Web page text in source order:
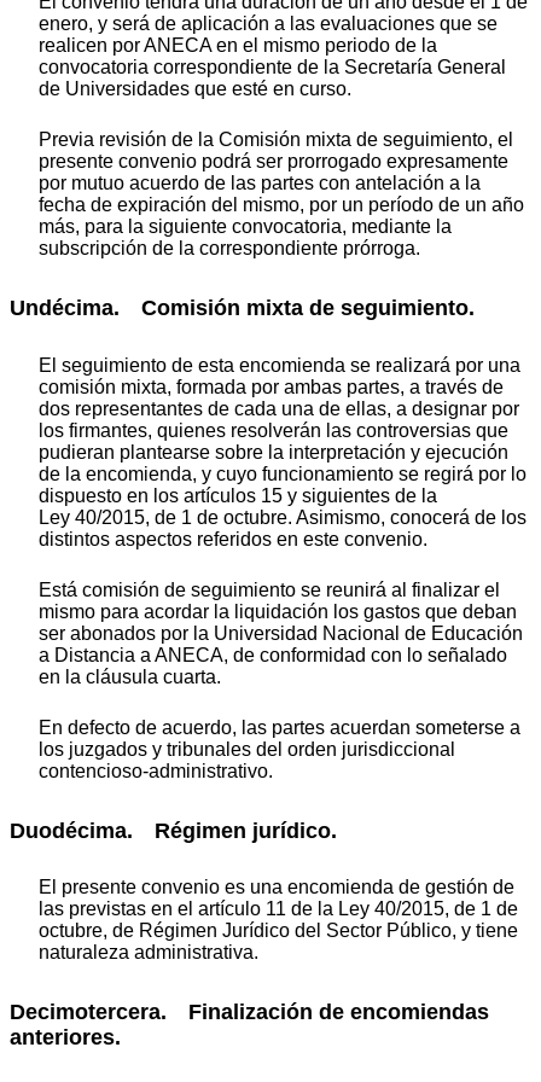
enero, y será de aplicación a las evaluaciones que se
realicen por ANECA en el mismo periodo de la
convocatoria correspondiente de la Secretaría General
de Universidades que esté en curso.
Previa revisión de la Comisión mixta de seguimiento, el
presente convenio podrá ser prorrogado expresamente
por mutuo acuerdo de las partes con antelación a la
fecha de expiración del mismo, por un período de un año
más, para la siguiente convocatoria, mediante la
subscripción de la correspondiente prórroga.
Undécima. Comisión mixta de seguimiento.
El seguimiento de esta encomienda se realizará por una
comisión mixta, formada por ambas partes, a través de
dos representantes de cada una de ellas, a designar por
los firmantes, quienes resolverán las controversias que
pudieran plantearse sobre la interpretación y ejecución
de la encomienda, y cuyo funcionamiento se regirá por lo
dispuesto en los artículos 15 y siguientes de la
Ley 40/2015, de 1 de octubre. Asimismo, conocerá de los
distintos aspectos referidos en este convenio.
Está comisión de seguimiento se reunirá al finalizar el
mismo para acordar la liquidación los gastos que deban
ser abonados por la Universidad Nacional de Educación
a Distancia a ANECA, de conformidad con lo señalado
en la cláusula cuarta.
En defecto de acuerdo, las partes acuerdan someterse a
los juzgados y tribunales del orden jurisdiccional
contencioso-administrativo.
Duodécima. Régimen jurídico.
El presente convenio es una encomienda de gestión de
las previstas en el artículo 11 de la Ley 40/2015, de 1 de
octubre, de Régimen Jurídico del Sector Público, y tiene
naturaleza administrativa.
Decimotercera. Finalización de encomiendas
anteriores.